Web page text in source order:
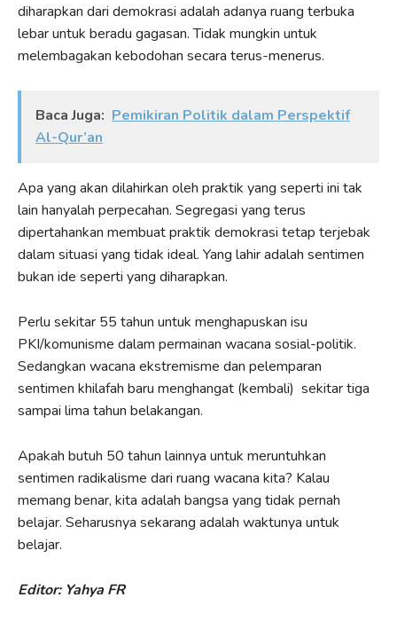
diharapkan dari demokrasi adalah adanya ruang terbuka
lebar untuk beradu gagasan. Tidak mungkin untuk
melembagakan kebodohan secara terus-menerus.
Baca Juga: Pemikiran Politik dalam Perspektif
Al-Qur’an
Apa yang akan dilahirkan oleh praktik yang seperti ini tak
lain hanyalah perpecahan. Segregasi yang terus
dipertahankan membuat praktik demokrasi tetap terjebak
dalam situasi yang tidak ideal. Yang lahir adalah sentimen
bukan ide seperti yang diharapkan.
Perlu sekitar 55 tahun untuk menghapuskan isu
PKI/komunisme dalam permainan wacana sosial-politik.
Sedangkan wacana ekstremisme dan pelemparan
sentimen khilafah baru menghangat (kembali) sekitar tiga
sampai lima tahun belakangan.
Apakah butuh 50 tahun lainnya untuk meruntuhkan
sentimen radikalisme dari ruang wacana kita? Kalau
memang benar, kita adalah bangsa yang tidak pernah
belajar. Seharusnya sekarang adalah waktunya untuk
belajar.
Editor: Yahya FR